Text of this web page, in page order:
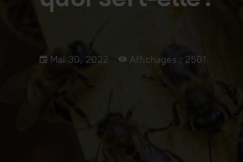
Mai 30, 2022 Affichages : 2501